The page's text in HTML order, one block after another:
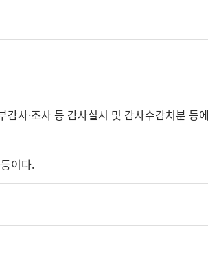
사·조사 등 감사실시 및 감사수감처분
이다.